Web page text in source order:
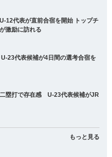
12代表が直前合宿を開始 トップチ
激励に訪れる
23代表候補が4日間の選考合宿を
塁打で存在感 U-23代表候補がJR
もっと見る